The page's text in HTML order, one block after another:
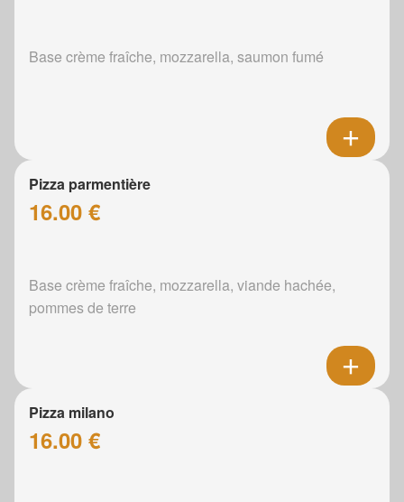
Base crème fraîche, mozzarella, saumon fumé
Pizza parmentière
16.00 €
Base crème fraîche, mozzarella, viande hachée,
pommes de terre
Pizza milano
16.00 €